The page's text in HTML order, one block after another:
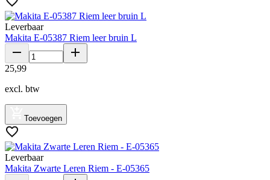
Leverbaar
Makita E-05387 Riem leer bruin L
25,99
excl. btw
Toevoegen
Leverbaar
Makita Zwarte Leren Riem - E-05365